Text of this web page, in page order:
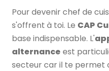
Pour devenir chef de
s'offrent à toi. Le CAP
base indispensable. L'
alternance est
secteur car il te permet